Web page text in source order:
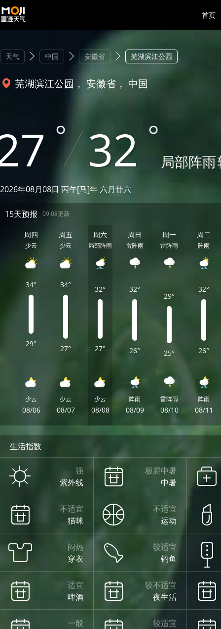
首页
天气 中国 安徽省 芜湖滨江公园
芜湖滨江公园， 安徽省， 中国
32 局部阵雨
2026年08月08日 丙午[马]年 六月廿六
15天预报 09:08更新
周四
少云
34°
29°
少云
08/06
周五
少云
34°
27°
少云
08/07
周六
局部阵雨
32°
27°
少云
08/08
周日
雷阵雨
32°
26°
阵雨
08/09
周一
雷阵雨
29°
25°
雷阵雨
08/10
周二
阵雨
32°
26°
阵雨
08/11
生活指数
强
紫外线
极易中暑
中暑
不适宜
猫咪
不适宜
运动
闷热
穿衣
较适宜
钓鱼
适宜
啤酒
较不适宜
夜生活
一般
较适宜